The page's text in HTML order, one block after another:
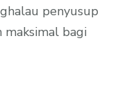
penyusup
bagi